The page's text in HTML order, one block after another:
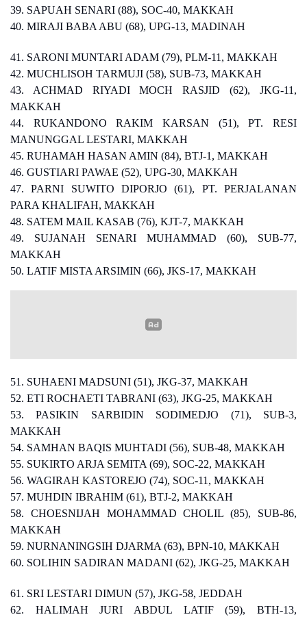
39. SAPUAH SENARI (88), SOC-40, MAKKAH
40. MIRAJI BABA ABU (68), UPG-13, MADINAH
41. SARONI MUNTARI ADAM (79), PLM-11, MAKKAH
42. MUCHLISOH TARMUJI (58), SUB-73, MAKKAH
43. ACHMAD RIYADI MOCH RASJID (62), JKG-11,
MAKKAH
44. RUKANDONO RAKIM KARSAN (51), PT. RESI
MANUNGGAL LESTARI, MAKKAH
45. RUHAMAH HASAN AMIN (84), BTJ-1, MAKKAH
46. GUSTIARI PAWAE (52), UPG-30, MAKKAH
47. PARNI SUWITO DIPORJO (61), PT. PERJALANAN
PARA KHALIFAH, MAKKAH
48. SATEM MAIL KASAB (76), KJT-7, MAKKAH
49. SUJANAH SENARI MUHAMMAD (60), SUB-77,
MAKKAH
50. LATIF MISTA ARSIMIN (66), JKS-17, MAKKAH
51. SUHAENI MADSUNI (51), JKG-37, MAKKAH
52. ETI ROCHAETI TABRANI (63), JKG-25, MAKKAH
53. PASIKIN SARBIDIN SODIMEDJO (71), SUB-3,
MAKKAH
54. SAMHAN BAQIS MUHTADI (56), SUB-48, MAKKAH
55. SUKIRTO ARJA SEMITA (69), SOC-22, MAKKAH
56. WAGIRAH KASTOREJO (74), SOC-11, MAKKAH
57. MUHDIN IBRAHIM (61), BTJ-2, MAKKAH
58. CHOESNIJAH MOHAMMAD CHOLIL (85), SUB-86,
MAKKAH
59. NURNANINGSIH DJARMA (63), BPN-10, MAKKAH
60. SOLIHIN SADIRAN MADANI (62), JKG-25, MAKKAH
61. SRI LESTARI DIMUN (57), JKG-58, JEDDAH
62. HALIMAH JURI ABDUL LATIF (59), BTH-13,